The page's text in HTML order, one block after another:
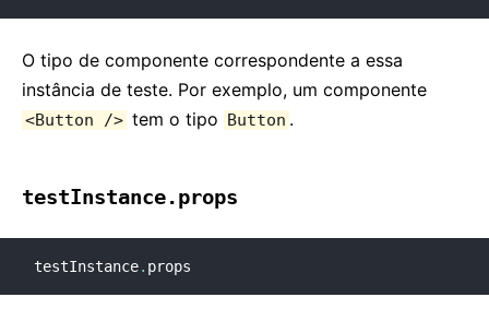
O tipo de componente correspondente a essa
instância de teste. Por exemplo, um componente
<Button /> tem o tipo Button .
testInstance.props
testInstance. props